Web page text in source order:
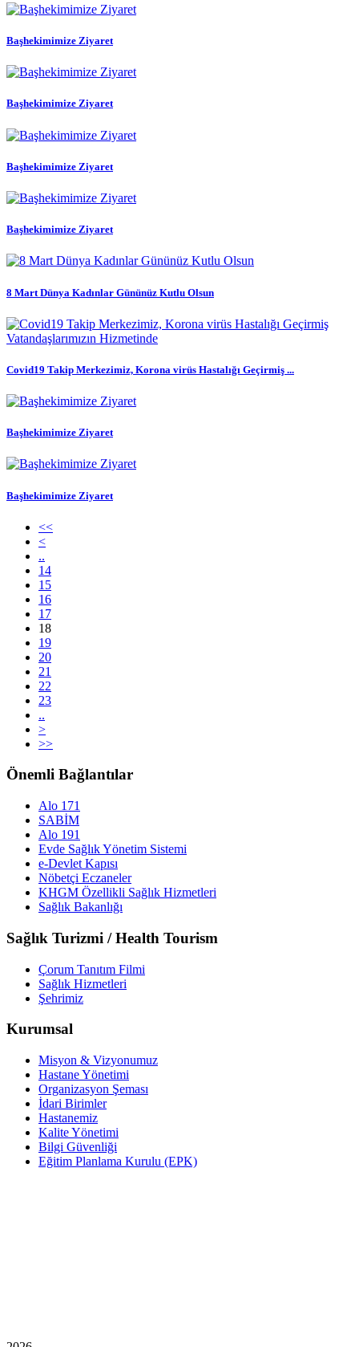
Başhekimimize Ziyaret
Başhekimimize Ziyaret
Başhekimimize Ziyaret
Başhekimimize Ziyaret
8 Mart Dünya Kadınlar Gününüz Kutlu Olsun
Covid19 Takip Merkezimiz, Korona virüs Hastalığı Geçirmiş ...
Başhekimimize Ziyaret
Başhekimimize Ziyaret
<<
<
..
14
15
16
17
18
19
20
21
22
23
..
>
>>
Önemli Bağlantılar
Alo 171
SABİM
Alo 191
Evde Sağlık Yönetim Sistemi
e-Devlet Kapısı
Nöbetçi Eczaneler
KHGM Özellikli Sağlık Hizmetleri
Sağlık Bakanlığı
Sağlık Turizmi / Health Tourism
Çorum Tanıtım Filmi
Sağlık Hizmetleri
Şehrimiz
Kurumsal
Misyon & Vizyonumuz
Hastane Yönetimi
Organizasyon Şeması
İdari Birimler
Hastanemiz
Kalite Yönetimi
Bilgi Güvenliği
Eğitim Planlama Kurulu (EPK)